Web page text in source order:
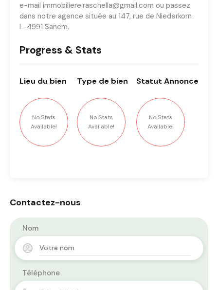
e-mail immobiliere.raschella@gmail.com ou passez
dans notre agence située au 147, rue de Niederkorn
L-4991 Sanem.
Progress & Stats
Lieu du bien
No Stats
Available!
Type de bien
No Stats
Available!
Statut Annonce
No Stats
Available!
Contactez-nous
Nom
Téléphone